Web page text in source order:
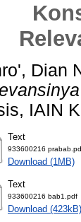
Dian
IAIN
Text
933600216
Download (1MB)
Text
933600216 bab1.pdf
Download (423kB)